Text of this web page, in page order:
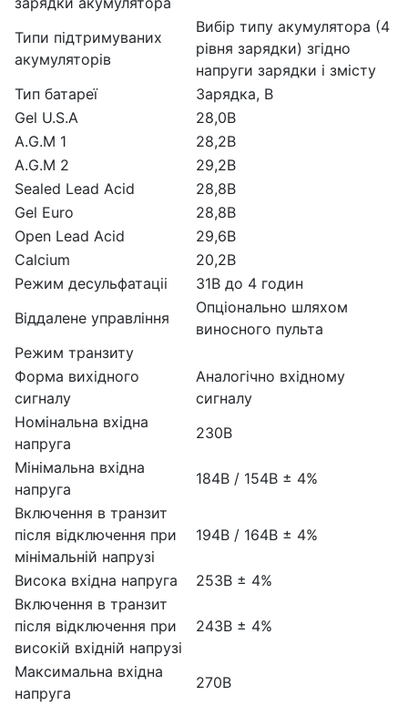
Типи підтримуваних
акумуляторів
Вибір типу акумулятора (4
рівня зарядки) згідно
напруги зарядки і змісту
Тип батареї
Зарядка, В
Gel U.S.A
28,0В
A.G.M 1
28,2В
A.G.M 2
29,2В
Sealed Lead Acid
28,8В
Gel Euro
28,8В
Open Lead Acid
29,6В
Calcium
20,2В
Режим десульфатаціі
31В до 4 годин
Віддалене управління
Опціонально шляхом
виносного пульта
Режим транзиту
Форма вихідного
сигналу
Аналогічно вхідному
сигналу
Номінальна вхідна
напруга
230В
Мінімальна вхідна
напруга
184В / 154В ± 4%
Включення в транзит
після відключення при
мінімальній напрузі
194В / 164В ± 4%
Висока вхідна напруга
253В ± 4%
Включення в транзит
після відключення при
високій вхідній напрузі
243В ± 4%
Максимальна вхідна
напруга
270В